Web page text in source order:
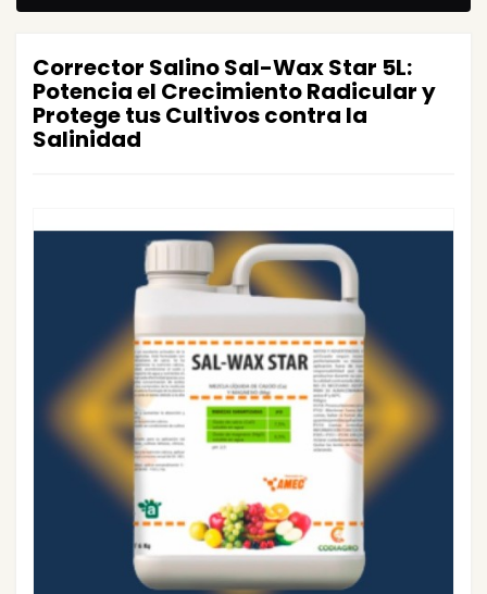
Corrector Salino Sal-Wax Star 5L:
Potencia el Crecimiento Radicular y
Protege tus Cultivos contra la
Salinidad